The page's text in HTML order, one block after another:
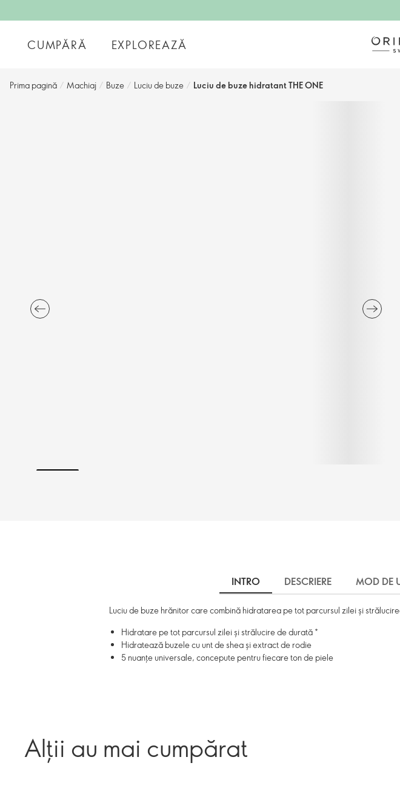
CUMPĂRĂ EXPLOREAZĂ
Prima pagină / Machiaj / Buze / Luciu de buze / Luciu de buze hidratant THE ONE
INTRO DESCRIERE MOD DE
Luciu de buze hrănitor care combină hidratarea pe tot parcursul zilei și
Hidratare pe tot parcursul zilei și strălucire de durată *
Hidratează buzele cu unt de shea și extract de rodie
5 nuanțe universale, concepute pentru fiecare ton de piele
Alții au mai cumpărat